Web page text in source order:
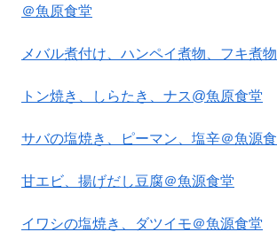
＠魚原食堂
メバル煮付け、ハンペイ煮物、フキ煮
トン焼き、しらたき、ナス@魚原食堂
サバの塩焼き、ピーマン、塩辛＠魚源
甘エビ、揚げだし豆腐＠魚源食堂
イワシの塩焼き、ダツイモ＠魚源食堂